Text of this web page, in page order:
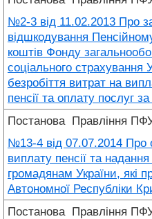
№2-3 від 11.02.2013 Про
відшкодування
коштів Фонду
соціального страхування
безробіття витрат на
пенсії та оплату послуг за
Постанова Правління
№13-4 від 07.07.2014 Про
виплату пенсії та
громадянам України, які
Автономної Республіки
Постанова Правління